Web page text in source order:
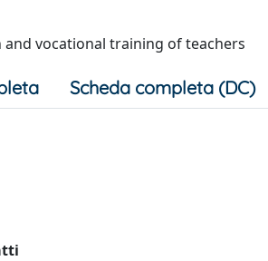
vocational training of teachers
Scheda completa (DC)